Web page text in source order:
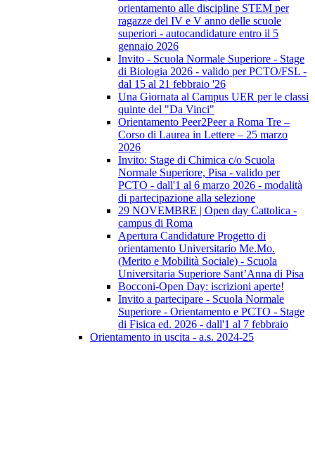
orientamento alle discipline STEM per
ragazze del IV e V anno delle scuole
superiori - autocandidature entro il 5
gennaio 2026
Invito - Scuola Normale Superiore - Stage
di Biologia 2026 - valido per PCTO/FSL -
dal 15 al 21 febbraio '26
Una Giornata al Campus UER per le classi
quinte del "Da Vinci"
Orientamento Peer2Peer a Roma Tre –
Corso di Laurea in Lettere – 25 marzo
2026
Invito: Stage di Chimica c/o Scuola
Normale Superiore, Pisa - valido per
PCTO - dall'1 al 6 marzo 2026 - modalità
di partecipazione alla selezione
29 NOVEMBRE | Open day Cattolica -
campus di Roma
Apertura Candidature Progetto di
orientamento Universitario Me.Mo.
(Merito e Mobilità Sociale) - Scuola
Universitaria Superiore Sant’Anna di Pisa
Bocconi-Open Day: iscrizioni aperte!
Invito a partecipare - Scuola Normale
Superiore - Orientamento e PCTO - Stage
di Fisica ed. 2026 - dall'1 al 7 febbraio
Orientamento in uscita - a.s. 2024-25